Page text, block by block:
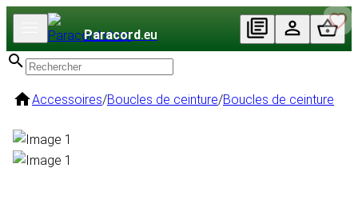
Paracord.eu
Accessoires/Boucles de ceinture/Boucles de ceinture